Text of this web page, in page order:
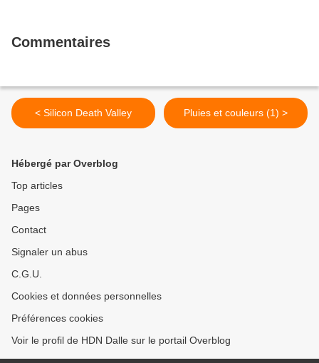
Commentaires
< Silicon Death Valley Pluies et couleurs (1) >
Hébergé par Overblog
Top articles
Pages
Contact
Signaler un abus
C.G.U.
Cookies et données personnelles
Préférences cookies
Voir le profil de HDN Dalle sur le portail Overblog